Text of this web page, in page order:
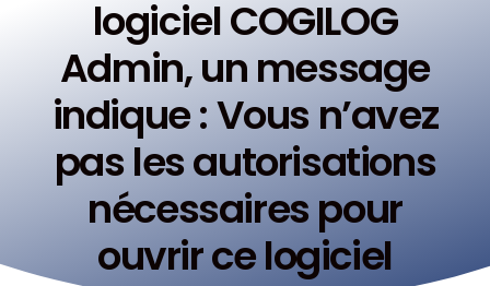
logiciel COGILOG
Admin, un message
indique : Vous n’avez
pas les autorisations
nécessaires pour
ouvrir ce logiciel